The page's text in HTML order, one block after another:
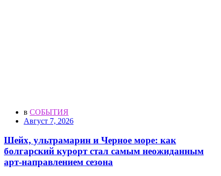
в СОБЫТИЯ
Август 7, 2026
Шейх, ультрамарин и Черное море: как
болгарский курорт стал самым неожиданным
арт-направлением сезона